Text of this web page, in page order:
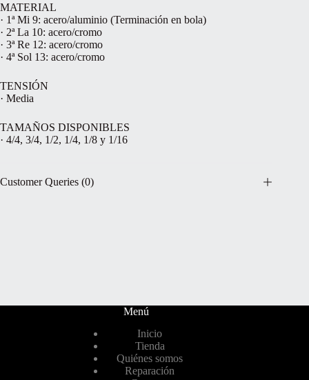
MATERIAL
· 1ª Mi 9: acero/aluminio (Terminación en bola)
· 2ª La 10: acero/cromo
· 3ª Re 12: acero/cromo
· 4ª Sol 13: acero/cromo
TENSIÓN
· Media
TAMAÑOS DISPONIBLES
· 4/4, 3/4, 1/2, 1/4, 1/8 y 1/16
Customer Queries (0)
Menú
Inicio
Tienda
Quiénes somos
Reparación